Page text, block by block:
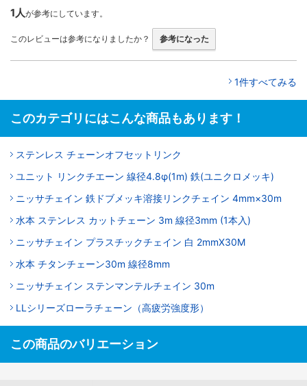
1人が参考にしています。
このレビューは参考になりましたか？ 参考になった
1件すべてみる
このカテゴリにはこんな商品もあります！
ステンレス チェーンオフセットリンク
ユニット リンクチエーン 線径4.8φ(1m) 鉄(ユニクロメッキ)
ニッサチェイン 鉄ドブメッキ溶接リンクチェイン 4mm×30m
水本 ステンレス カットチェーン 3m 線径3mm (1本入)
ニッサチェイン プラスチックチェイン 白 2mmX30M
水本 チタンチェーン30m 線径8mm
ニッサチェイン ステンマンテルチェイン 30m
LLシリーズローラチェーン（高疲労強度形）
この商品のバリエーション